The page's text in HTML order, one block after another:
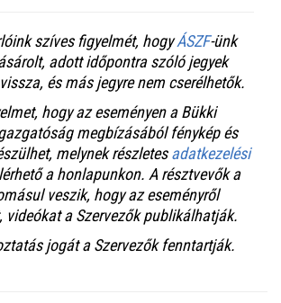
szíves figyelmét, hogyÁSZF-ünk
adott időpontra szóló jegyek
és más jegyre nem cserélhetők.
hogy az eseményen a Bükki
megbízásából fénykép és
melynek részletesadatkezelési
a honlapunkon. A résztvevők a
veszik, hogy az eseményről
a Szervezők publikálhatják.
jogát a Szervezők fenntartják.